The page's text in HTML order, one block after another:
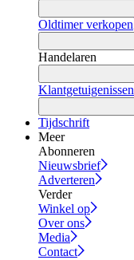
Oldtimer verkopen
Handelaren
Klantgetuigenissen
Tijdschrift
Meer
Abonneren
Nieuwsbrief
Adverteren
Verder
Winkel op
Over ons
Media
Contact